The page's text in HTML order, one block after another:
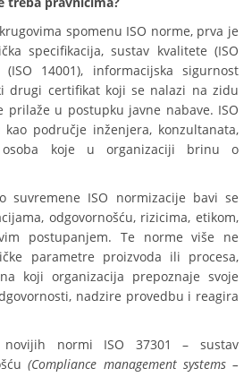
spomenu ISO norme, prva je
specifikacija, sustav kvalitete (ISO
14001), informacijska sigurnost
drugi certifikat koji se nalazi na zidu
prilaže u postupku javne nabave. ISO
područje inženjera, konzultanata,
koje u organizaciji brinu o
suvremene ISO normizacije bavi se
odgovornošću, rizicima, etikom,
postupanjem. Te norme više ne
parametre proizvoda ili procesa,
koji organizacija prepoznaje svoje
nadzire provedbu i reagira
normi ISO 37301 – sustav
(Compliance management systems –